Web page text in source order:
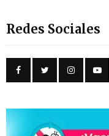
c
f
r
Redes Sociales